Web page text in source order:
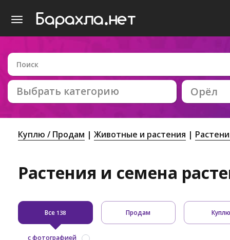
Выбрать категорию Орёл
Куплю / Продам Животные и растения
Растения и семена
Все 138 Продам
с фотографией